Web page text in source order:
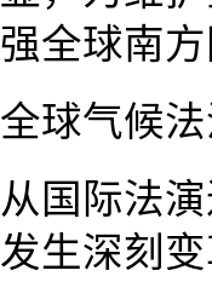
强全球南
全球气候
从国际法
发生深刻